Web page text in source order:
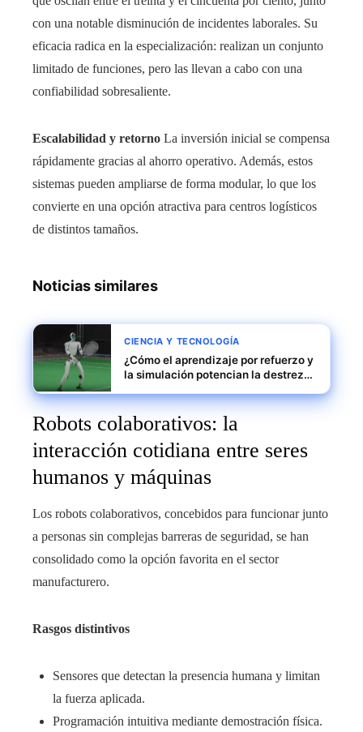
con una notable disminución de incidentes laborales. Su
eficacia radica en la especialización: realizan un conjunto
limitado de funciones, pero las llevan a cabo con una
confiabilidad sobresaliente.
Escalabilidad y retorno La inversión inicial se compensa
rápidamente gracias al ahorro operativo. Además, estos
sistemas pueden ampliarse de forma modular, lo que los
convierte en una opción atractiva para centros logísticos
de distintos tamaños.
Noticias similares
CIENCIA Y TECNOLOGÍA
¿Cómo el aprendizaje por refuerzo y
la simulación potencian la destreza
Robots colaborativos: la
interacción cotidiana entre seres
humanos y máquinas
Los robots colaborativos, concebidos para funcionar junto
a personas sin complejas barreras de seguridad, se han
consolidado como la opción favorita en el sector
manufacturero.
Rasgos distintivos
Sensores que detectan la presencia humana y limitan
la fuerza aplicada.
Programación intuitiva mediante demostración física.